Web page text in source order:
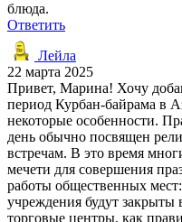
блюда.
Ответить
Лейла
22 марта 2025
Привет, Марина! Хочу
период Курбан-байрама в
некоторые особенности.
день обычно посвящен
встречам. В это время
мечети для совершения
работы общественных
учреждения будут
торговые центры, как